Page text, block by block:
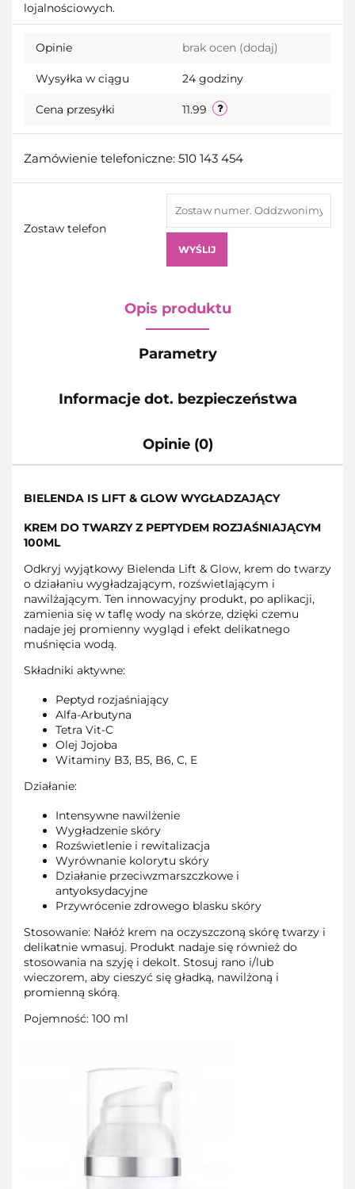
lojalnościowych.
Opinie brak ocen (dodaj)
Wysyłka w ciągu 24 godziny
Cena przesyłki 11.99
Zamówienie telefoniczne: 510 143 454
Zostaw telefon
WYŚLIJ
Opis produktu
Parametry
Informacje dot. bezpieczeństwa
Opinie (0)
BIELENDA IS LIFT & GLOW WYGŁADZAJĄCY
KREM DO TWARZY Z PEPTYDEM ROZJAŚNIAJĄCYM
100ML
Odkryj wyjątkowy Bielenda Lift & Glow, krem do twarzy
o działaniu wygładzającym, rozświetlającym i
nawilżającym. Ten innowacyjny produkt, po aplikacji,
zamienia się w taflę wody na skórze, dzięki czemu
nadaje jej promienny wygląd i efekt delikatnego
muśnięcia wodą.
Składniki aktywne:
Peptyd rozjaśniający
Alfa-Arbutyna
Tetra Vit-C
Olej Jojoba
Witaminy B3, B5, B6, C, E
Działanie:
Intensywne nawilżenie
Wygładzenie skóry
Rozświetlenie i rewitalizacja
Wyrównanie kolorytu skóry
Działanie przeciwzmarszczkowe i
antyoksydacyjne
Przywrócenie zdrowego blasku skóry
Stosowanie: Nałóż krem na oczyszczoną skórę twarzy i
delikatnie wmasuj. Produkt nadaje się również do
stosowania na szyję i dekolt. Stosuj rano i/lub
wieczorem, aby cieszyć się gładką, nawilżoną i
promienną skórą.
Pojemność: 100 ml